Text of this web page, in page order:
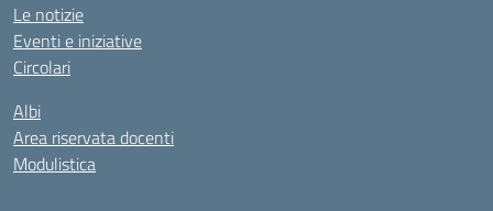
Le notizie
Eventi e iniziative
Circolari
Albi
Area riservata docenti
Modulistica